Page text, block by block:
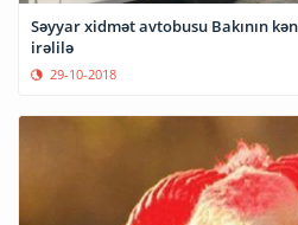
Səyyar xidmət avtobusu Bakının
irəlilə
29-10-2018